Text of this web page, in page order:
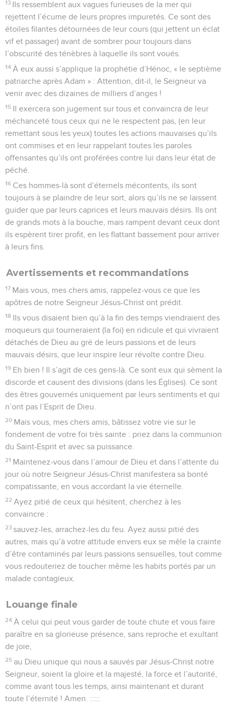
13 Ils ressemblent aux vagues furieuses de la mer qui
rejettent l’écume de leurs propres impuretés. Ce sont des
étoiles filantes détournées de leur cours (qui jettent un éclat
vif et passager) avant de sombrer pour toujours dans
l’obscurité des ténèbres à laquelle ils sont voués.
14 À eux aussi s’applique la prophétie d’Hénoc, « le septième
patriarche après Adam » : Attention, dit-il, le Seigneur va
venir avec des dizaines de milliers d’anges !
15 Il exercera son jugement sur tous et convaincra de leur
méchanceté tous ceux qui ne le respectent pas, (en leur
remettant sous les yeux) toutes les actions mauvaises qu’ils
ont commises et en leur rappelant toutes les paroles
offensantes qu’ils ont proférées contre lui dans leur état de
péché.
16 Ces hommes-là sont d’éternels mécontents, ils sont
toujours à se plaindre de leur sort, alors qu’ils ne se laissent
guider que par leurs caprices et leurs mauvais désirs. Ils ont
de grands mots à la bouche, mais rampent devant ceux dont
ils espèrent tirer profit, en les flattant bassement pour arriver
à leurs fins.
Avertissements et recommandations
17 Mais vous, mes chers amis, rappelez-vous ce que les
apôtres de notre Seigneur Jésus-Christ ont prédit.
18 Ils vous disaient bien qu’à la fin des temps viendraient des
moqueurs qui tourneraient (la foi) en ridicule et qui vivraient
détachés de Dieu au gré de leurs passions et de leurs
mauvais désirs, que leur inspire leur révolte contre Dieu.
19 Eh bien ! Il s’agit de ces gens-là. Ce sont eux qui sèment la
discorde et causent des divisions (dans les Églises). Ce sont
des êtres gouvernés uniquement par leurs sentiments et qui
n’ont pas l’Esprit de Dieu.
20 Mais vous, mes chers amis, bâtissez votre vie sur le
fondement de votre foi très sainte : priez dans la communion
du Saint-Esprit et avec sa puissance.
21 Maintenez-vous dans l’amour de Dieu et dans l’attente du
jour où notre Seigneur Jésus-Christ manifestera sa bonté
compatissante, en vous accordant la vie éternelle.
22 Ayez pitié de ceux qui hésitent, cherchez à les
convaincre :
23 sauvez-les, arrachez-les du feu. Ayez aussi pitié des
autres, mais qu’à votre attitude envers eux se mêle la crainte
d’être contaminés par leurs passions sensuelles, tout comme
vous redouteriez de toucher même les habits portés par un
malade contagieux.
Louange finale
24 À celui qui peut vous garder de toute chute et vous faire
paraître en sa glorieuse présence, sans reproche et exultant
de joie,
25 au Dieu unique qui nous a sauvés par Jésus-Christ notre
Seigneur, soient la gloire et la majesté, la force et l’autorité,
comme avant tous les temps, ainsi maintenant et durant
toute l’éternité ! Amen. :::::